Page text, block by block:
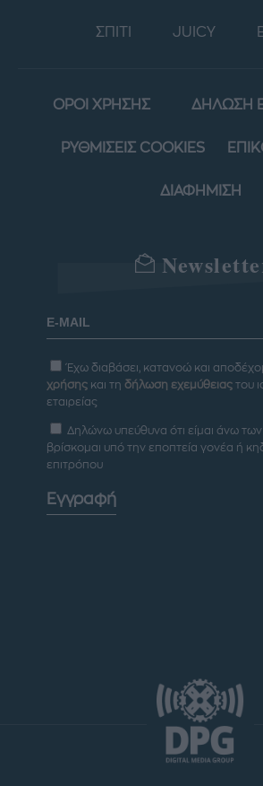
ΣΠΙΤΙ JUICY
ΟΡΟΙ ΧΡΗΣΗΣ ΔΗΛΩΣΗ
ΡΥΘΜΙΣΕΙΣ COOKIES
ΔΙΑΦΗΜΙΣΗ
Έχω διαβάσει, κατανοώ και
χρήσης και τη δήλωση εχεμύθειας του
εταιρείας
Δηλώνω υπεύθυνα ότι είμαι άνω των
βρίσκομαι υπό την εποπτεία γονέα ή
επιτρόπου
Εγγραφή